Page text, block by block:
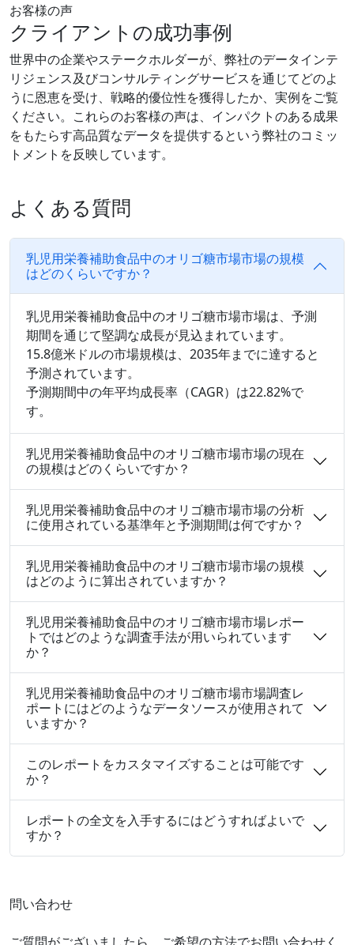
お客様の声
クライアントの成功事例
世界中の企業やステークホルダーが、弊社のデータインテ
リジェンス及びコンサルティングサービスを通じてどのよ
うに恩恵を受け、戦略的優位性を獲得したか、実例をご覧
ください。これらのお客様の声は、インパクトのある成果
をもたらす高品質なデータを提供するという弊社のコミッ
トメントを反映しています。
よくある質問
乳児用栄養補助食品中のオリゴ糖市場市場の規模
はどのくらいですか？
乳児用栄養補助食品中のオリゴ糖市場市場は、予測
期間を通じて堅調な成長が見込まれています。
15.8億米ドルの市場規模は、2035年までに達すると
予測されています。
予測期間中の年平均成長率（CAGR）は22.82%で
す。
乳児用栄養補助食品中のオリゴ糖市場市場の現在
の規模はどのくらいですか？
乳児用栄養補助食品中のオリゴ糖市場市場の分析
に使用されている基準年と予測期間は何ですか？
乳児用栄養補助食品中のオリゴ糖市場市場の規模
はどのように算出されていますか？
乳児用栄養補助食品中のオリゴ糖市場市場レポー
トではどのような調査手法が用いられています
か？
乳児用栄養補助食品中のオリゴ糖市場市場調査レ
ポートにはどのようなデータソースが使用されて
いますか？
このレポートをカスタマイズすることは可能です
か？
レポートの全文を入手するにはどうすればよいで
すか？
問い合わせ